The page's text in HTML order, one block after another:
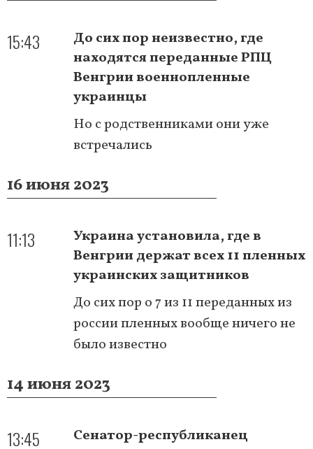
15:43
До сих пор неизвестно, где
находятся переданные РПЦ
Венгрии военнопленные
украинцы
Но с родственниками они уже
встречались
16 июня 2023
11:13
Украина установила, где в
Венгрии держат всех 11 пленных
украинских защитников
До сих пор о 7 из 11 переданных из
россии пленных вообще ничего не
было известно
14 июня 2023
13:45
Сенатор-республиканец